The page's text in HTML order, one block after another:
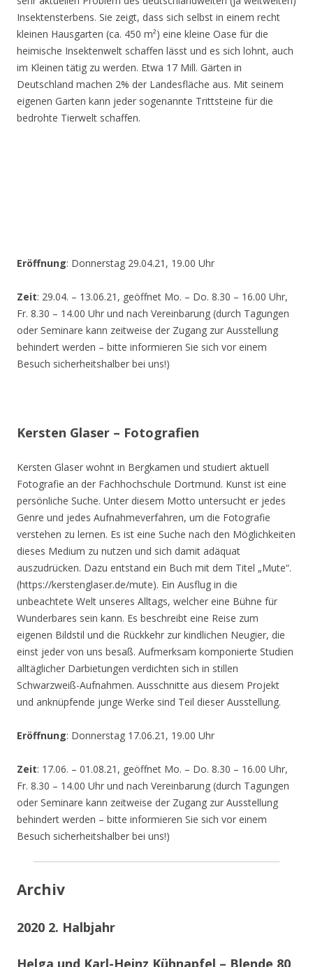
Insektensterbens. Sie zeigt, dass sich selbst in einem recht
kleinen Hausgarten (ca. 450 m²) eine kleine Oase für die
heimische Insektenwelt schaffen lässt und es sich lohnt, auch
im Kleinen tätig zu werden. Etwa 17 Mill. Gärten in
Deutschland machen 2% der Landesfläche aus. Mit seinem
eigenen Garten kann jeder sogenannte Trittsteine für die
bedrohte Tierwelt schaffen.
Eröffnung: Donnerstag 29.04.21, 19.00 Uhr
Zeit: 29.04. – 13.06.21, geöffnet Mo. – Do. 8.30 – 16.00 Uhr,
Fr. 8.30 – 14.00 Uhr und nach Vereinbarung (durch Tagungen
oder Seminare kann zeitweise der Zugang zur Ausstellung
behindert werden – bitte informieren Sie sich vor einem
Besuch sicherheitshalber bei uns!)
Kersten Glaser – Fotografien
Kersten Glaser wohnt in Bergkamen und studiert aktuell
Fotografie an der Fachhochschule Dortmund. Kunst ist eine
persönliche Suche. Unter diesem Motto untersucht er jedes
Genre und jedes Aufnahmeverfahren, um die Fotografie
verstehen zu lernen. Es ist eine Suche nach den Möglichkeiten
dieses Medium zu nutzen und sich damit adäquat
auszudrücken. Dazu entstand ein Buch mit dem Titel „Mute“.
(https://kerstenglaser.de/mute). Ein Ausflug in die
unbeachtete Welt unseres Alltags, welcher eine Bühne für
Wunderbares sein kann. Es beschreibt eine Reise zum
eigenen Bildstil und die Rückkehr zur kindlichen Neugier, die
einst jeder von uns besaß. Aufmerksam komponierte Studien
alltäglicher Darbietungen verdichten sich in stillen
Schwarzweiß-Aufnahmen. Ausschnitte aus diesem Projekt
und anknüpfende junge Werke sind Teil dieser Ausstellung.
Eröffnung: Donnerstag 17.06.21, 19.00 Uhr
Zeit: 17.06. – 01.08.21, geöffnet Mo. – Do. 8.30 – 16.00 Uhr,
Fr. 8.30 – 14.00 Uhr und nach Vereinbarung (durch Tagungen
oder Seminare kann zeitweise der Zugang zur Ausstellung
behindert werden – bitte informieren Sie sich vor einem
Besuch sicherheitshalber bei uns!)
Archiv
2020 2. Halbjahr
Helga und Karl-Heinz Kühnapfel – Blende 80